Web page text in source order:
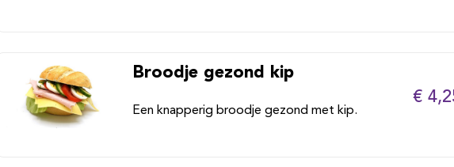
Broodje gezond kip
Een knapperig broodje gezond met kip.
€